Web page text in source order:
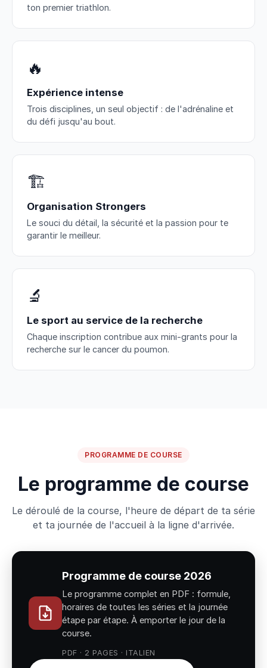
ton premier triathlon.
🔥
Expérience intense
Trois disciplines, un seul objectif : de l'adrénaline et
du défi jusqu'au bout.
🏗️
Organisation Strongers
Le souci du détail, la sécurité et la passion pour te
garantir le meilleur.
🔬
Le sport au service de la recherche
Chaque inscription contribue aux mini-grants pour la
recherche sur le cancer du poumon.
PROGRAMME DE COURSE
Le programme de course
Le déroulé de la course, l'heure de départ de ta série
et ta journée de l'accueil à la ligne d'arrivée.
Programme de course 2026
Le programme complet en PDF : formule,
horaires de toutes les séries et la journée
étape par étape. À emporter le jour de la
course.
PDF · 2 PAGES · ITALIEN